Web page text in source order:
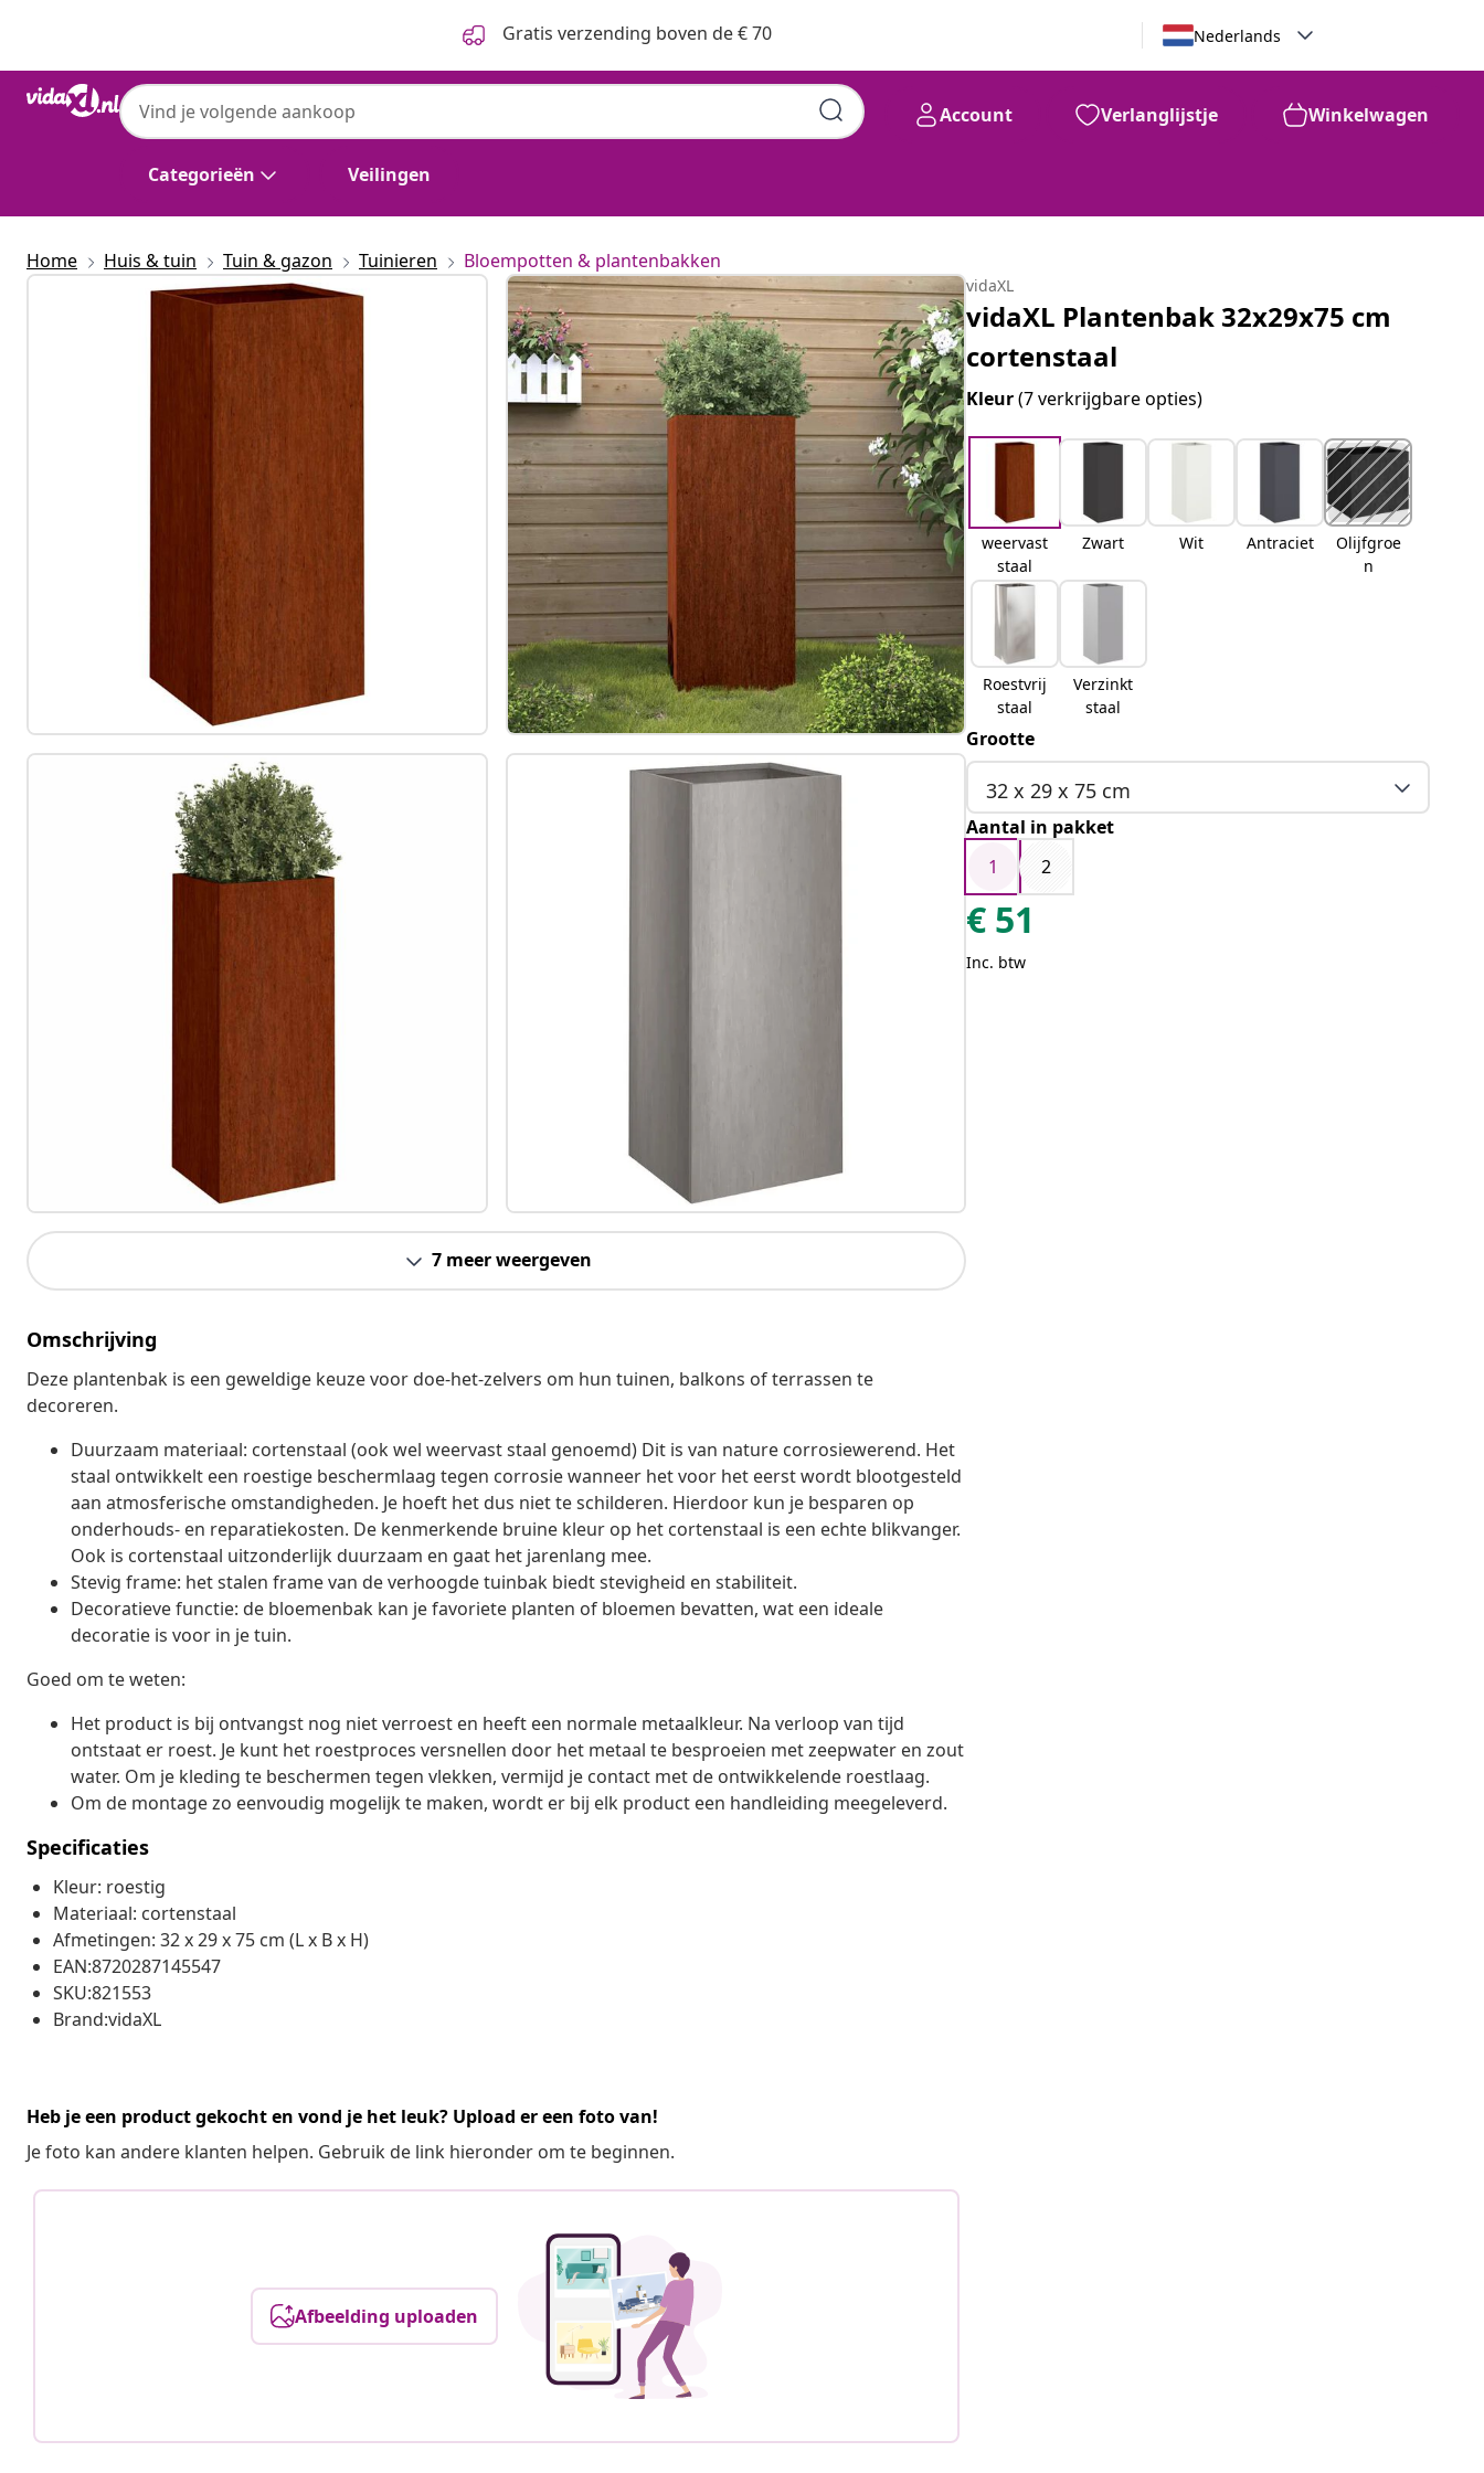
Gratis verzending boven de € 70 Nederlands
Categorieën Veilingen
Account Verlanglijstje Winkelwagen
Home Huis & tuin Tuin & gazon Tuinieren Bloempotten & plantenbakken
7 meer weergeven
Omschrijving
Deze plantenbak is een geweldige keuze voor doe-het-zelvers om hun tuinen, balkons of terrassen te
decoreren.
Duurzaam materiaal: cortenstaal (ook wel weervast staal genoemd) Dit is van nature corrosiewerend. Het
staal ontwikkelt een roestige beschermlaag tegen corrosie wanneer het voor het eerst wordt blootgesteld
aan atmosferische omstandigheden. Je hoeft het dus niet te schilderen. Hierdoor kun je besparen op
onderhouds- en reparatiekosten. De kenmerkende bruine kleur op het cortenstaal is een echte blikvanger.
Ook is cortenstaal uitzonderlijk duurzaam en gaat het jarenlang mee.
Stevig frame: het stalen frame van de verhoogde tuinbak biedt stevigheid en stabiliteit.
Decoratieve functie: de bloemenbak kan je favoriete planten of bloemen bevatten, wat een ideale
decoratie is voor in je tuin.
Goed om te weten:
Het product is bij ontvangst nog niet verroest en heeft een normale metaalkleur. Na verloop van tijd
ontstaat er roest. Je kunt het roestproces versnellen door het metaal te besproeien met zeepwater en zout
water. Om je kleding te beschermen tegen vlekken, vermijd je contact met de ontwikkelende roestlaag.
Om de montage zo eenvoudig mogelijk te maken, wordt er bij elk product een handleiding meegeleverd.
Specificaties
Kleur: roestig
Materiaal: cortenstaal
Afmetingen: 32 x 29 x 75 cm (L x B x H)
EAN:8720287145547
SKU:821553
Brand:vidaXL
Heb je een product gekocht en vond je het leuk? Upload er een foto van!
Je foto kan andere klanten helpen. Gebruik de link hieronder om te beginnen.
Afbeelding uploaden
vidaXL
vidaXL Plantenbak 32x29x75 cm
cortenstaal
Kleur(7 verkrijgbare opties)
weervast
staal
Zwart Wit Antraciet
Olijfgroe
n
Roestvrij
staal
Verzinkt
staal
Grootte
32 x 29 x 75 cm
Aantal in pakket
1
2
€ 51
Inc. btw